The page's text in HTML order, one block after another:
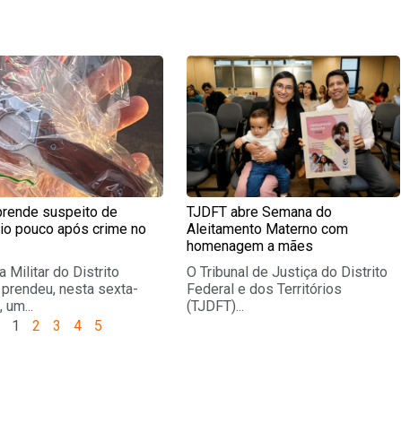
suspeito de
pouco após crime no
Militar do Distrito
nesta sexta-
TJDFT abre Semana do
Aleitamento Materno com
homenagem a mães
O Tribunal de Justiça do Distrito
Federal e dos Territórios
(TJDFT)...
Page
1
Page
2
Page
3
Page
4
Page
5